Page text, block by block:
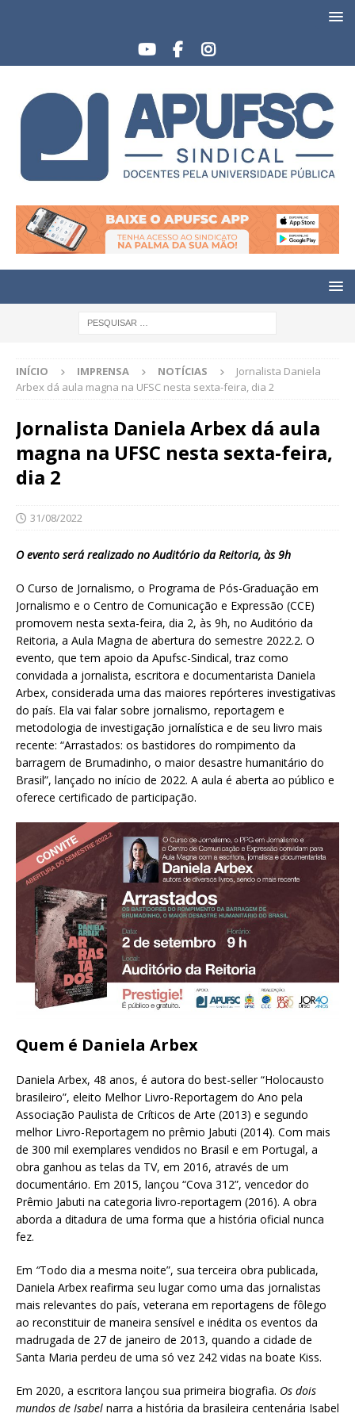
INÍCIO IMPRENSA NOTÍCIAS
Jornalista Daniela
Arbex dá aula magna na UFSC nesta sexta-feira, dia 2
Jornalista Daniela Arbex dá aula
magna na UFSC nesta sexta-feira,
dia 2
31/08/2022
O evento será realizado no Auditório da Reitoria, às 9h
O Curso de Jornalismo, o Programa de Pós-Graduação em
Jornalismo e o Centro de Comunicação e Expressão (CCE)
promovem nesta sexta-feira, dia 2, às 9h, no Auditório da
Reitoria, a Aula Magna de abertura do semestre 2022.2. O
evento, que tem apoio da Apufsc-Sindical, traz como
convidada a jornalista, escritora e documentarista Daniela
Arbex, considerada uma das maiores repórteres investigativas
do país. Ela vai falar sobre jornalismo, reportagem e
metodologia de investigação jornalística e de seu livro mais
recente: “Arrastados: os bastidores do rompimento da
barragem de Brumadinho, o maior desastre humanitário do
Brasil”, lançado no início de 2022. A aula é aberta ao público e
oferece certificado de participação.
Quem é Daniela Arbex
Daniela Arbex, 48 anos, é autora do best-seller “Holocausto
brasileiro”, eleito Melhor Livro-Reportagem do Ano pela
Associação Paulista de Críticos de Arte (2013) e segundo
melhor Livro-Reportagem no prêmio Jabuti (2014). Com mais
de 300 mil exemplares vendidos no Brasil e em Portugal, a
obra ganhou as telas da TV, em 2016, através de um
documentário. Em 2015, lançou “Cova 312”, vencedor do
Prêmio Jabuti na categoria livro-reportagem (2016). A obra
aborda a ditadura de uma forma que a história oficial nunca
fez.
Em “Todo dia a mesma noite”, sua terceira obra publicada,
Daniela Arbex reafirma seu lugar como uma das jornalistas
mais relevantes do país, veterana em reportagens de fôlego
ao reconstituir de maneira sensível e inédita os eventos da
madrugada de 27 de janeiro de 2013, quando a cidade de
Santa Maria perdeu de uma só vez 242 vidas na boate Kiss.
Em 2020, a escritora lançou sua primeira biografia. Os dois
mundos de Isabel narra a história da brasileira centenária Isabel